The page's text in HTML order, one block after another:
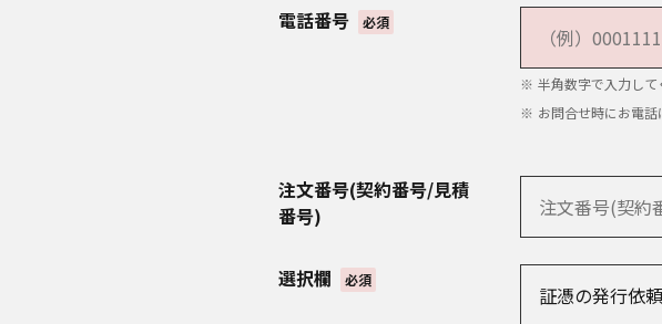
する必要がある場合に、お客様の同意を得る
当社は、以下の範囲内で個人情報を共同で利
る情報
・本サービスの利用におけるWebサイトの
・お問合せ・ご相談情報や修理・アフター
・共同して利用する者の範囲：パナソニック
・共同して利用する者の利用目的：
電話番号 必須
半角数字で入力して
お問合せ時にお電話
注文番号(契約番号/見積
番号)
選択欄 必須